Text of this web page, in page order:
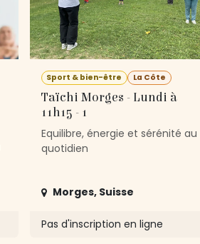
Sport & bien-être La Côte
Taïchi Morges - Lundi à
11h15 - 1
Equilibre, énergie et sérénité au
quotidien
Morges, Suisse
Pas d'inscription en ligne